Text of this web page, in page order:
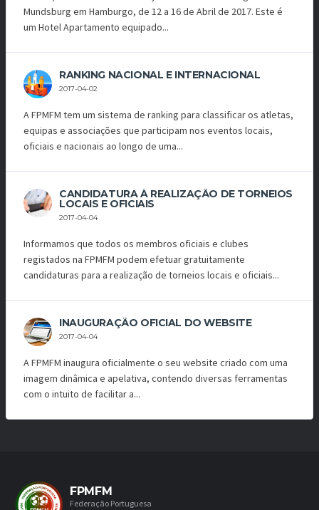
Mundsburg em Hamburgo, de 12 a 16 de Abril de 2017. Este é
um Hotel Apartamento equipado...
RANKING NACIONAL E INTERNACIONAL
2017-04-02
A FPMFM tem um sistema de ranking para classificar os atletas,
equipas e associações que participam nos eventos locais,
oficiais e nacionais ao longo de uma...
CANDIDATURA À REALIZAÇÃO DE TORNEIOS
LOCAIS E OFICIAIS
2017-04-04
Informamos que todos os membros oficiais e clubes
registados na FPMFM podem efetuar gratuitamente
candidaturas para a realização de torneios locais e oficiais...
INAUGURAÇÃO OFICIAL DO WEBSITE
2017-04-04
A FPMFM inaugura oficialmente o seu website criado com uma
imagem dinâmica e apelativa, contendo diversas ferramentas
com o intuito de facilitar a...
FPMFM
Federação Portuguesa